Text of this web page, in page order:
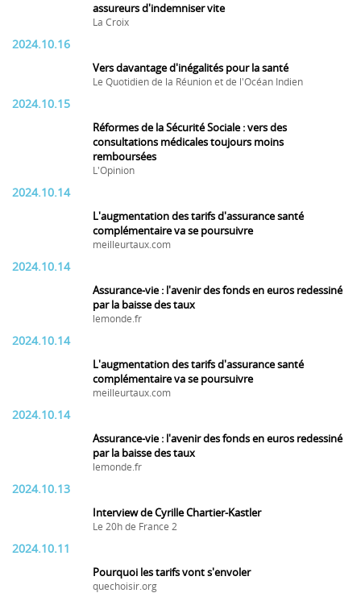
assureurs d'indemniser vite
La Croix
2024.10.16
Vers davantage d'inégalités pour la santé
Le Quotidien de la Réunion et de l'Océan Indien
2024.10.15
Réformes de la Sécurité Sociale : vers des
consultations médicales toujours moins
remboursées
L'Opinion
2024.10.14
L'augmentation des tarifs d'assurance santé
complémentaire va se poursuivre
meilleurtaux.com
2024.10.14
Assurance-vie : l'avenir des fonds en euros redessiné
par la baisse des taux
lemonde.fr
2024.10.14
L'augmentation des tarifs d'assurance santé
complémentaire va se poursuivre
meilleurtaux.com
2024.10.14
Assurance-vie : l'avenir des fonds en euros redessiné
par la baisse des taux
lemonde.fr
2024.10.13
Interview de Cyrille Chartier-Kastler
Le 20h de France 2
2024.10.11
Pourquoi les tarifs vont s'envoler
quechoisir.org